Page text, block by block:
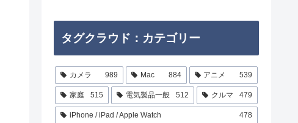
タグクラウド：カテゴリー
カメラ 989 Mac 884 アニメ 539
家庭 515 電気製品一般 512 クルマ 479
iPhone / iPad / Apple Watch 478